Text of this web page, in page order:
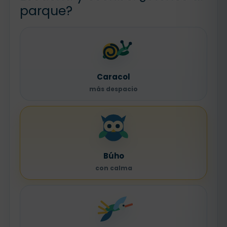
parque?
Caracol
más despacio
Búho
con calma